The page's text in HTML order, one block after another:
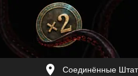
Соединённые